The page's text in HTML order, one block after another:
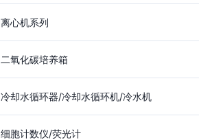
离心机系列
二氧化碳培养箱
冷却水循环器/冷却水循环机/冷水机
细胞计数仪/荧光计